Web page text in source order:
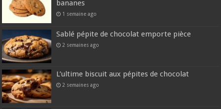
bananes
1 semaine ago
Sablé pépite de chocolat emporte pièce
2 semaines ago
L’ultime biscuit aux pépites de chocolat
2 semaines ago